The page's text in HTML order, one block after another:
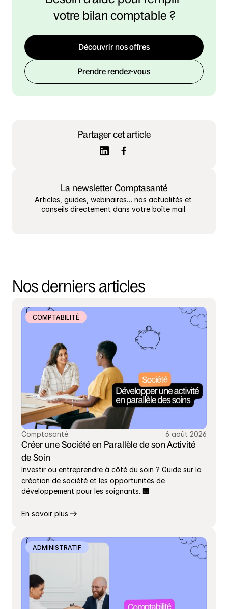
Partager cet article
La newsletter Comptasanté
Articles, guides, webinaires… nos actualités et
conseils directement dans votre boîte mail.
votre bilan comptable ?
Découvrir nos offres
Prendre rendez-vous
Nos derniers articles
COMPTABILITÉ
Comptasanté 6 août 2026
Créer une Société en Parallèle de son Activité
de Soin
Investir ou entreprendre à côté du soin ? Guide sur la
création de société et les opportunités de
développement pour les soignants. 🏢
En savoir plus
ADMINISTRATIF